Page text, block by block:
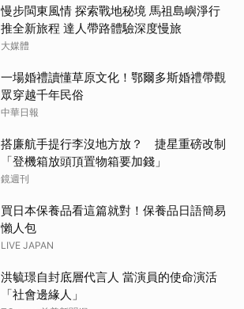
慢步閩東風情 探索戰地秘境 馬祖島嶼淨行
推全新旅程 達人帶路體驗深度慢旅
大媒體
一場婚禮讀懂草原文化！鄂爾多斯婚禮帶觀
眾穿越千年民俗
中華日報
搭廉航手提行李沒地方放？ 捷星重磅改制
「登機箱放頭頂置物箱要加錢」
鏡週刊
買日本保養品看這篇就對！保養品日語簡易
懶人包
LIVE JAPAN
洪毓璟自封底層代言人 當演員的使命演活
「社會邊緣人」